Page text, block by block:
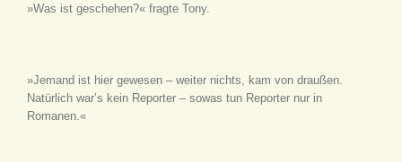
»Was ist geschehen?« fragte Tony.
»Jemand ist hier gewesen – weiter nichts, kam von draußen.
Natürlich war’s kein Reporter – sowas tun Reporter nur in
Romanen.«